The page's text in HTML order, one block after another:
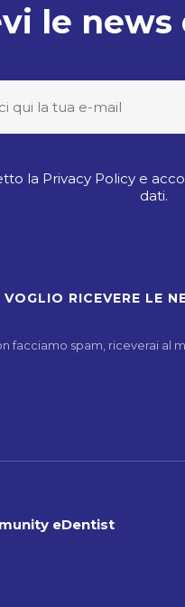
le
la Privacy Policy e
dati.
facciamo spam, riceverai al
eDentist